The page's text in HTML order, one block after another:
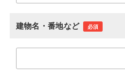
建物名・番地など 必須